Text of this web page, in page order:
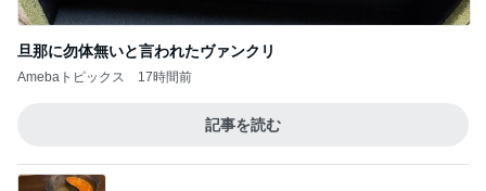
旦那に勿体無いと言われたヴァンクリ
Amebaトピックス 17時間前
記事を読む